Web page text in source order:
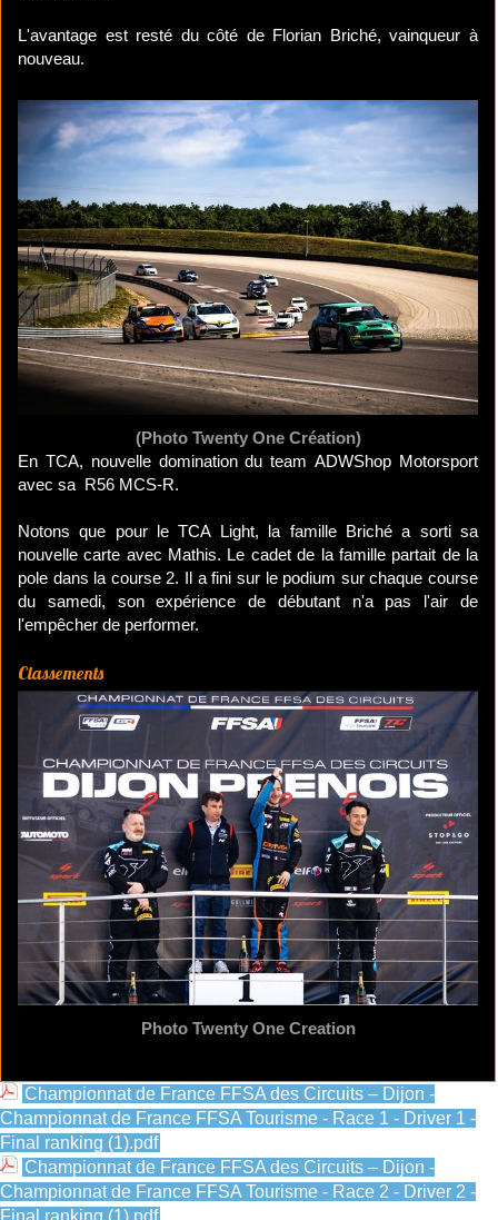
L'avantage est resté du côté de Florian Briché, vainqueur à
nouveau.
(Photo Twenty One Création)
En TCA, nouvelle domination du team ADWShop Motorsport
avec sa R56 MCS-R.
Notons que pour le TCA Light, la famille Briché a sorti sa
nouvelle carte avec Mathis. Le cadet de la famille partait de la
pole dans la course 2. Il a fini sur le podium sur chaque course
du samedi, son expérience de débutant n'a pas l'air de
l'empêcher de performer.
Classements
Photo Twenty One Creation
Championnat de France FFSA des Circuits – Dijon -
Championnat de France FFSA Tourisme - Race 1 - Driver 1 -
Final ranking (1).pdf
Championnat de France FFSA des Circuits – Dijon -
Championnat de France FFSA Tourisme - Race 2 - Driver 2 -
Final ranking (1).pdf